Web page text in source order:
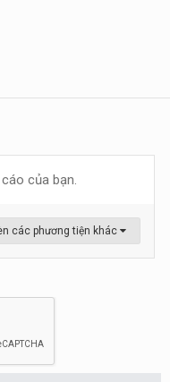
của bạn.
các phương tiện khác